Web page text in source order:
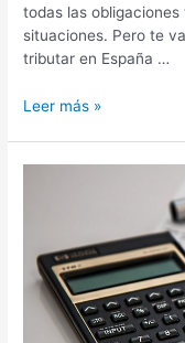
todas las
situaciones. Pero te
tributar en España …
Leer más »
retención
reducida
cuándo